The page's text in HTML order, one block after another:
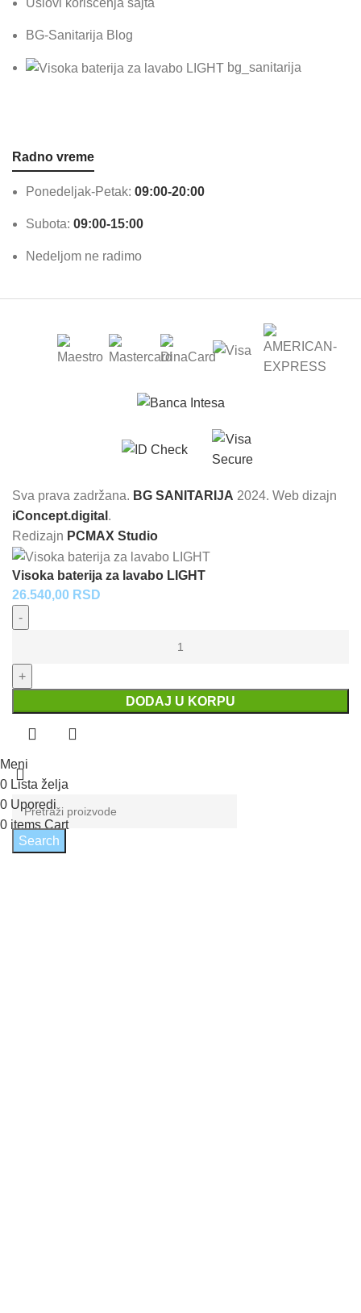
BG-Sanitarija Blog
bg_sanitarija
Radno vreme
Ponedeljak-Petak: 09:00-20:00
Subota: 09:00-15:00
Nedeljom ne radimo
Sva prava zadržana. BG SANITARIJA 2024. Web dizajn
iConcept.digital .
Redizajn PCMAX Studio
Visoka baterija za lavabo LIGHT
26.540,00 RSD
za
količina
DODAJ U KORPU
Search
Meni
0 Lista želja
0 Uporedi
0 items Cart